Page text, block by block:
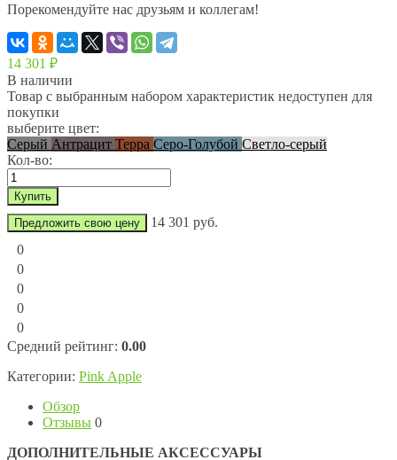
Порекомендуйте нас друзьям и коллегам!
14 301 ₽
В наличии
Товар с выбранным набором характеристик недоступен для
покупки
выберите цвет:
Серый Антрацит Терра Серо-Голубой Светло-серый
Кол-во:
Предложить свою цену
14 301 руб.
0
0
0
0
0
Средний рейтинг: 0.00
Категории: Pink Apple
Обзор
Отзывы 0
ДОПОЛНИТЕЛЬНЫЕ АКСЕССУАРЫ